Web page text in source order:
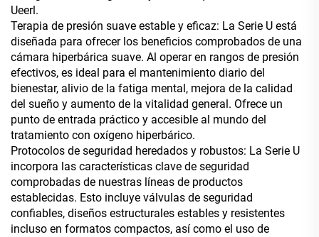
Ueerl.
Terapia de presión suave estable y eficaz: La Serie U está
diseñada para ofrecer los beneficios comprobados de una
cámara hiperbárica suave. Al operar en rangos de presión
efectivos, es ideal para el mantenimiento diario del
bienestar, alivio de la fatiga mental, mejora de la calidad
del sueño y aumento de la vitalidad general. Ofrece un
punto de entrada práctico y accesible al mundo del
tratamiento con oxígeno hiperbárico.
Protocolos de seguridad heredados y robustos: La Serie U
incorpora las características clave de seguridad
comprobadas de nuestras líneas de productos
establecidas. Esto incluye válvulas de seguridad
confiables, diseños estructurales estables y resistentes
incluso en formatos compactos, así como el uso de